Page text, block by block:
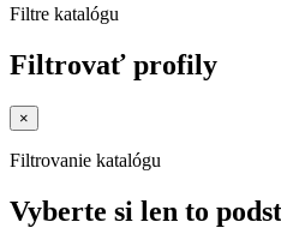
Filtre katalógu
Filtrovať profily
×
Filtrovanie katalógu
Vyberte si len to